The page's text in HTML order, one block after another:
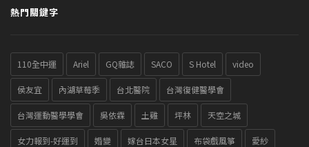
熱門關鍵字
110全中運 Ariel GQ雜誌 SACO S Hotel video
侯友宜 內湖草莓季 台北醫院 台灣復健醫學會
台灣運動醫學學會 吳依霖 土雞 坪林 天空之城
女力報到-好運到 婚變 嫁台日本女星 布袋戲風箏 愛紗